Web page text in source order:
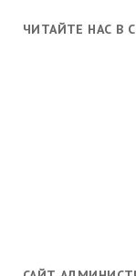
ЧИТАЙТЕ НАС В